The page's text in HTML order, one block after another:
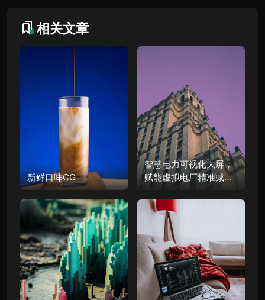
相关文章
新鲜口味CG
智慧电力可视化大屏，
赋能虚拟电厂精准减碳|